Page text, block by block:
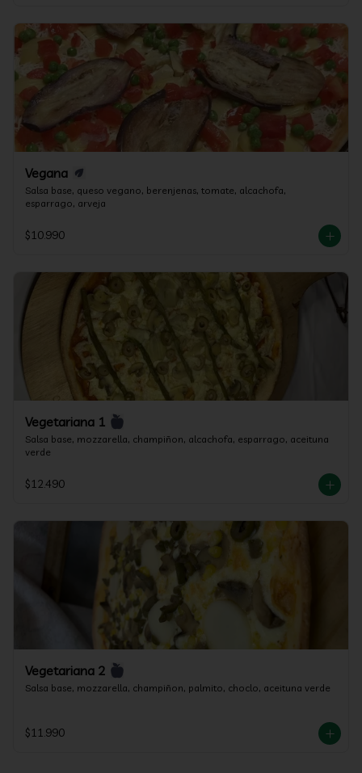
Vegana
Salsa base, queso vegano, berenjenas, tomate, alcachofa,
esparrago, arveja
$10.990
Vegetariana 1
Salsa base, mozzarella, champiñon, alcachofa, esparrago, aceituna
verde
$12.490
Vegetariana 2
Salsa base, mozzarella, champiñon, palmito, choclo, aceituna verde
$11.990